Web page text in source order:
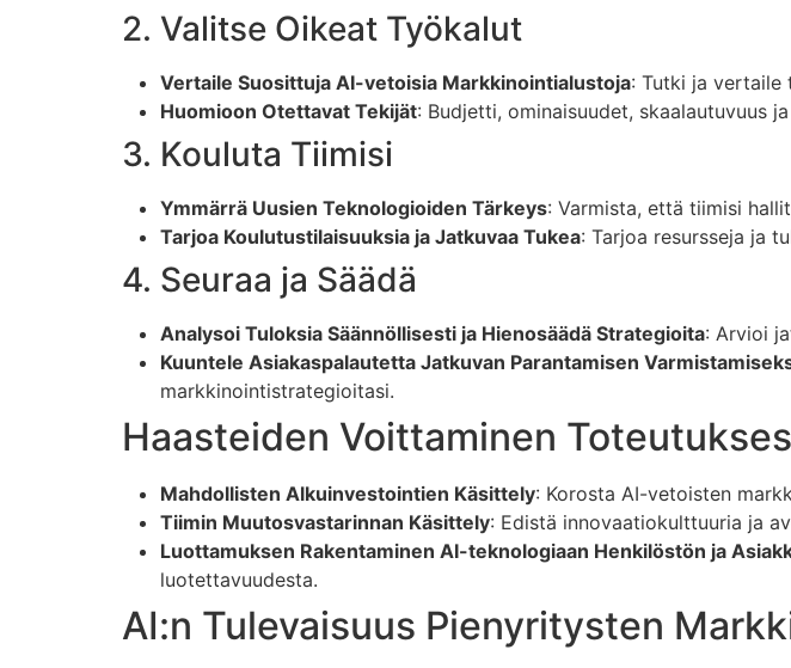
2. Valitse Oikeat Työkalut
Vertaile Suosittuja AI-vetoisia Markkinointialustoja: Tutki ja vertaile
Huomioon Otettavat Tekijät: Budjetti, ominaisuudet, skaalautuvuus
3. Kouluta Tiimisi
Ymmärrä Uusien Teknologioiden Tärkeys: Varmista, että tiimisi
Tarjoa Koulutustilaisuuksia ja Jatkuvaa Tukea: Tarjoa resursseja ja
4. Seuraa ja Säädä
Analysoi Tuloksia Säännöllisesti ja Hienosäädä Strategioita: Arvioi
Kuuntele Asiakaspalautetta Jatkuvan Parantamisen
markkinointistrategioitasi.
Haasteiden Voittaminen
Mahdollisten Alkuinvestointien Käsittely: Korosta AI-vetoisten
Tiimin Muutosvastarinnan Käsittely: Edistä innovaatiokulttuuria ja
Luottamuksen Rakentaminen AI-teknologiaan Henkilöstön ja
luotettavuudesta.
AI:n Tulevaisuus Pienyritysten